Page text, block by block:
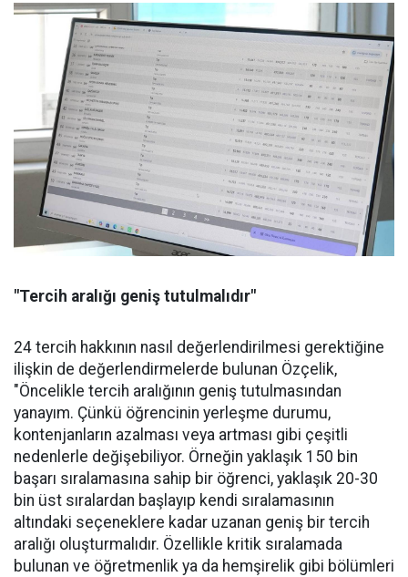
"Tercih aralığı geniş tutulmalıdır"
24 tercih hakkının nasıl değerlendirilmesi gerektiğine
ilişkin de değerlendirmelerde bulunan Özçelik,
"Öncelikle tercih aralığının geniş tutulmasından
yanayım. Çünkü öğrencinin yerleşme durumu,
kontenjanların azalması veya artması gibi çeşitli
nedenlerle değişebiliyor. Örneğin yaklaşık 150 bin
başarı sıralamasına sahip bir öğrenci, yaklaşık 20-30
bin üst sıralardan başlayıp kendi sıralamasının
altındaki seçeneklere kadar uzanan geniş bir tercih
aralığı oluşturmalıdır. Özellikle kritik sıralamada
bulunan ve öğretmenlik ya da hemşirelik gibi bölümleri